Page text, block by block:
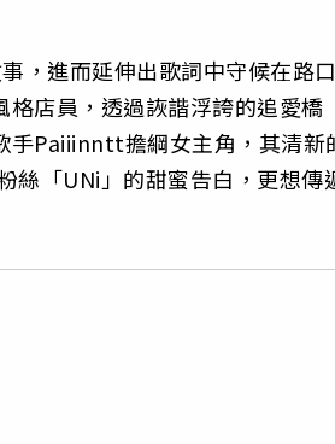
，進而延伸出歌詞中守候在路
店員，透過詼諧浮誇的追愛橋
手Paiiinntt擔綱女主角，其清新
絲「UNi」的甜蜜告白，更想傳